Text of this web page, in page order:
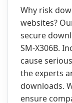
Why risk
websites?
secure
SM-X306B.
cause
the experts
downloads.
ensure